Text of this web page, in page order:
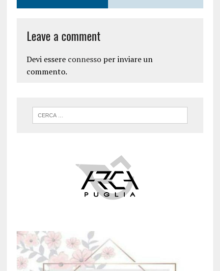
Leave a comment
Devi essere connessoper inviare un
commento.